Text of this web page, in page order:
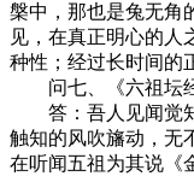
槃中，那也是兔无角
见，在真正明心的人
种性；经过长时间的
问七、《六祖坛经
答：吾人见闻觉知
触知的风吹旛动，无
在听闻五祖为其说《